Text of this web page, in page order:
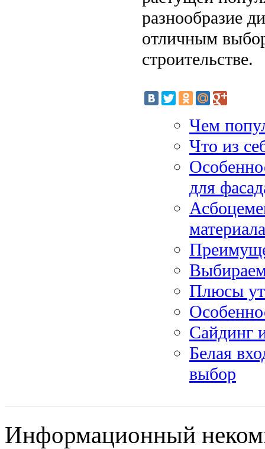
разнообразие
отличным
строительстве.
Чем
Что из
для
материала
Плюсы
Сайдинг
Белая
выбор
Информационный